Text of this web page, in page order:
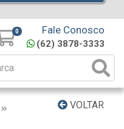
0 Fale Conosco
(62) 3878-3333
VOLTAR